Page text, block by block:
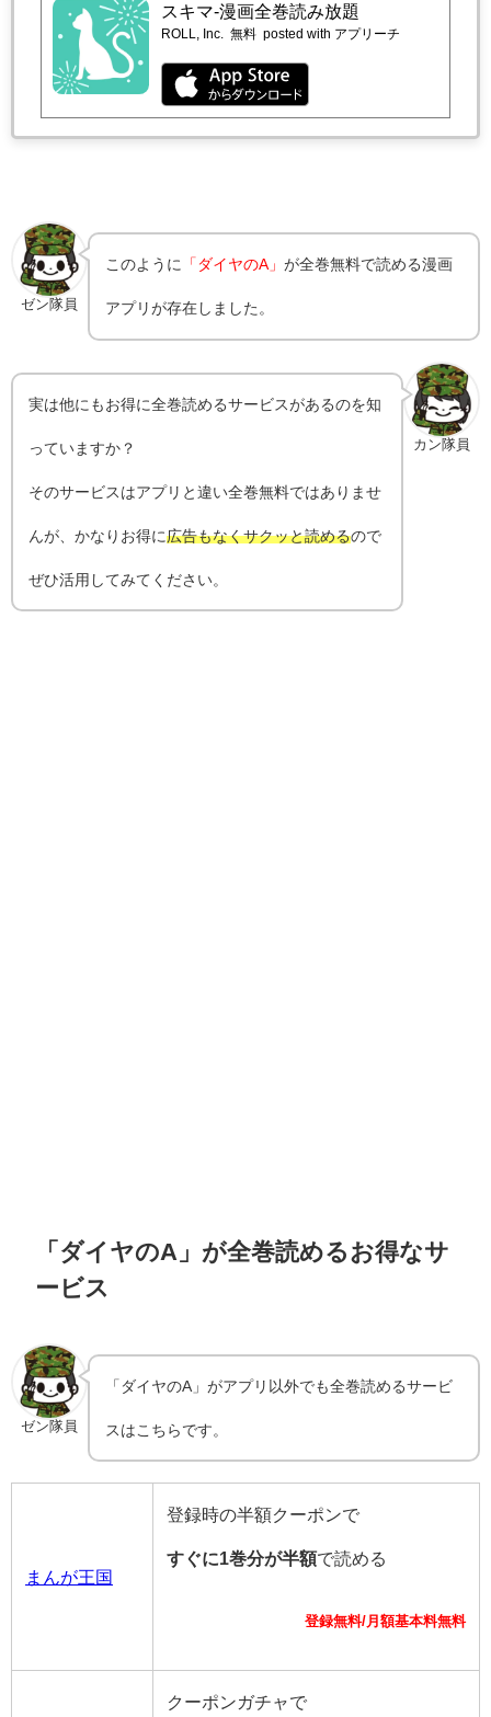
スキマ-漫画全巻読み放題
ROLL, Inc. 無料 posted with アプリーチ
ゼン隊員
このように 「ダイヤのA」が全巻無料で読める漫画
アプリが存在しました。
カン隊員
実は他にもお得に全巻読めるサービスがあるのを知
っていますか？
そのサービスはアプリと違い全巻無料ではありませ
んが、かなりお得に広告もなくサクッと読めるので
ぜひ活用してみてください。
「ダイヤのA」が全巻読めるお得なサ
ービス
ゼン隊員
「ダイヤのA」がアプリ以外でも全巻読めるサービ
スはこちらです。
まんが王国
登録時の半額クーポンで
すぐに1巻分が半額で読める
登録無料/月額基本料無料
クーポンガチャで